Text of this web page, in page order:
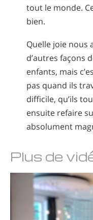
tout le monde.
bien.
Quelle joie nous
d’autres façons
enfants, mais
pas quand ils
difficile, qu’ils
ensuite refaire
absolument
Plus de